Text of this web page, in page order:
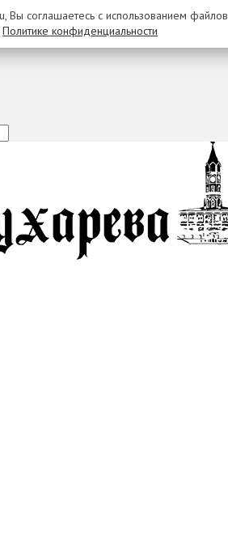
Вы соглашаетесь с использованием файлов
Политике конфиденциальности